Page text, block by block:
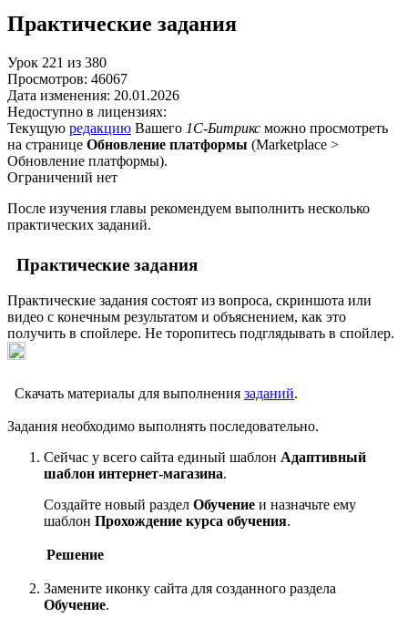
Практические задания
Урок 221 из 380
Просмотров: 46067
Дата изменения: 20.01.2026
Недоступно в лицензиях:
Текущую редакцию Вашего 1С-Битрикс можно просмотреть
на странице Обновление платформы (Marketplace >
Обновление платформы).
Ограничений нет
После изучения главы рекомендуем выполнить несколько
практических заданий.
Практические задания
Практические задания состоят из вопроса, скриншота или
видео с конечным результатом и объяснением, как это
получить в спойлере. Не торопитесь подглядывать в спойлер.
Скачать материалы для выполнения заданий.
Задания необходимо выполнять последовательно.
Сейчас у всего сайта единый шаблон Адаптивный
шаблон интернет-магазина.
Создайте новый раздел Обучение и назначьте ему
шаблон Прохождение курса обучения.
Решение
Замените иконку сайта для созданного раздела
Обучение.